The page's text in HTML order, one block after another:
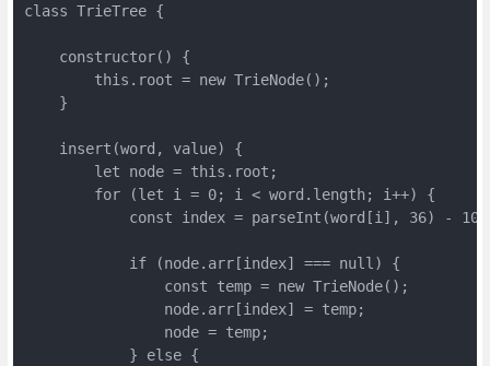
class TrieTree {
    constructor() {
        this.root = new TrieNode();
    }
    insert(word, value) {
        let node = this.root;
        for (let i = 0; i < word.length; i++) {
            const index = parseInt(word[i], 36) - 10;
            if (node.arr[index] === null) {
                const temp = new TrieNode();
                node.arr[index] = temp;
                node = temp;
            } else {